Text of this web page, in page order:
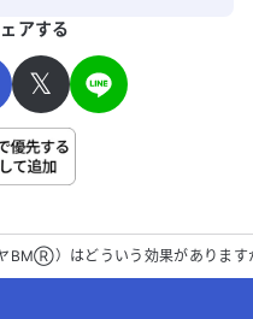
氏名やご自身の病気の詳細な
アする
𝕏
BMⓇ）はどういう効果があります